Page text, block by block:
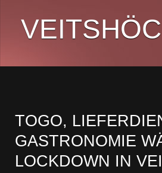
TOGO,
GASTRONOMIE
LOCKDOWN IN